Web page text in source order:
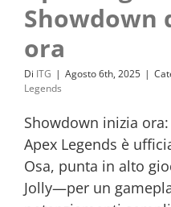
Showdown
ora
Di ITG | Agosto 6th, 2025 |
Legends
Showdown inizia
Apex Legends è
Osa, punta in alto
Jolly—per un